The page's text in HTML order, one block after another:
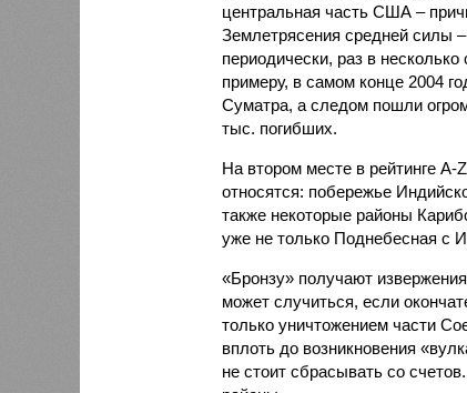
центральная часть США –
Землетрясения средней силы
периодически, раз в
примеру, в самом конце 2004
Суматра, а следом пошли
тыс. погибших.
На втором месте в рейтинге
относятся: побережье
также некоторые районы
уже не только Поднебесная с
«Бронзу» получают
может случиться, если
только уничтожением части
вплоть до возникновения
не стоит сбрасывать со